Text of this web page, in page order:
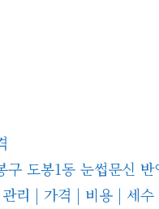
구 도봉1동 눈썹문신
리 | 가격 | 비용 | 세